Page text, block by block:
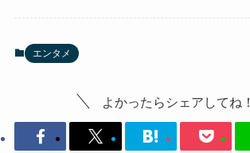
エンタメ
よかったらシェアしてね！